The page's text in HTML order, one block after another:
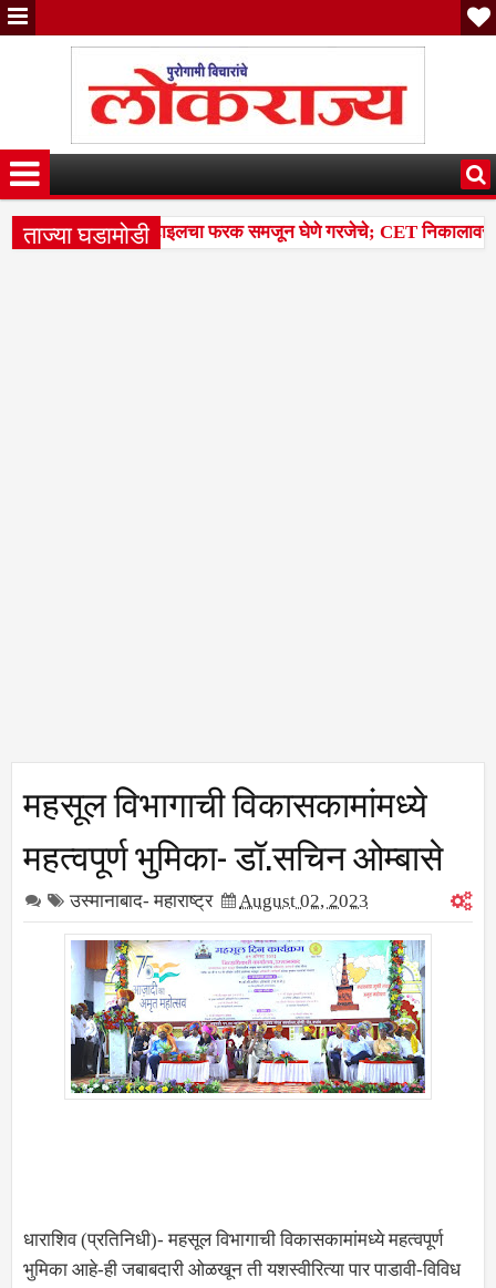
ताज्या घडामोडी
टक्केवारी आणि पर्सेंटाइलचा फरक समजून घेणे गरजेचे; CET निकालावरील
महसूल विभागाची विकासकामांमध्ये
महत्वपूर्ण भुमिका- डॉ.सचिन ओम्बासे
उस्मानाबाद- महाराष्ट्र August 02, 2023
धाराशिव (प्रतिनिधी)- महसूल विभागाची विकासकामांमध्ये महत्वपूर्ण
भुमिका आहे-ही जबाबदारी ओळखून ती यशस्वीरित्या पार पाडावी-विविध